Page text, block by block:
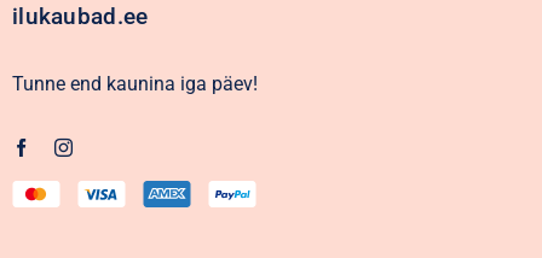
ilukaubad.ee
Tunne end kaunina iga päev!